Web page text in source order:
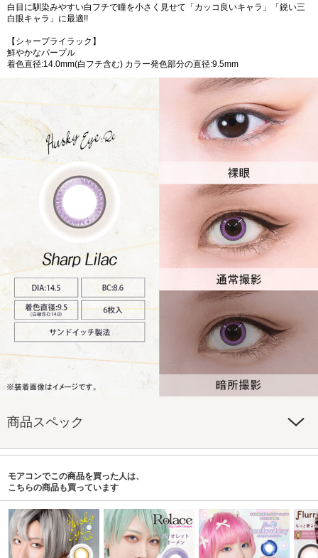
白目に馴染みやすい白フチで瞳を小さく見せて「カッコ良いキャラ」「鋭い三
白眼キャラ」に最適!!
【シャープライラック】
鮮やかなパープル
着色直径:14.0mm(白フチ含む) カラー発色部分の直径:9.5mm
商品スペック
モアコンでこの商品を買った人は、
こちらの商品も買っています